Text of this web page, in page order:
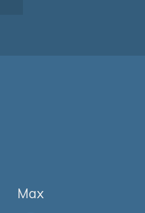
Max